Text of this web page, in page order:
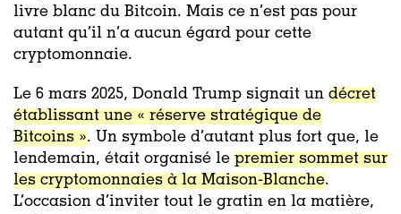
livre blanc du Bitcoin. Mais ce n’est pas pour
autant qu’il n’a aucun égard pour cette
cryptomonnaie.
Le 6 mars 2025, Donald Trump signait un décret
établissant une « réserve stratégique de
Bitcoins ». Un symbole d’autant plus fort que, le
lendemain, était organisé le premier sommet sur
les cryptomonnaies à la Maison-Blanche.
L’occasion d’inviter tout le gratin en la matière,